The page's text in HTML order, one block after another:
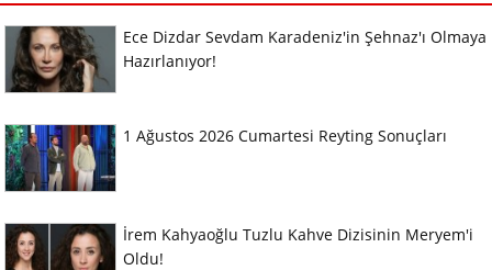
Ece Dizdar Sevdam Karadeniz'in Şehnaz'ı Olmaya
Hazırlanıyor!
1 Ağustos 2026 Cumartesi Reyting Sonuçları
İrem Kahyaoğlu Tuzlu Kahve Dizisinin Meryem'i
Oldu!